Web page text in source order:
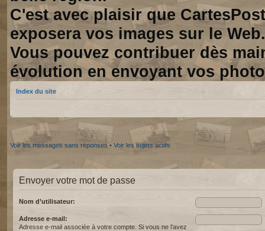
C'est avec plaisir que
exposera vos images sur le Web.
Vous pouvez contribuer dès
évolution en envoyant vos
Index du site
Voir les messages sans réponses • Voir les sujets actifs
Envoyer votre mot de passe
Nom d’utilisateur:
Adresse e-mail:
Adresse e-mail associée à votre compte. Si vous ne l’avez